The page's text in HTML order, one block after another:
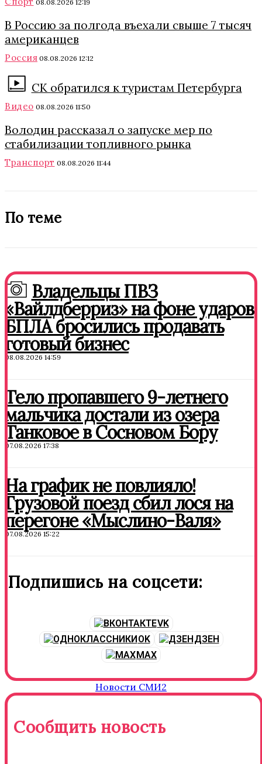
08.08.2026 12:19
В Россию за полгода въехали свыше 7 тысяч
американцев
Россия 08.08.2026 12:12
СК обратился к туристам Петербурга
Видео 08.08.2026 11:50
Володин рассказал о запуске мер по
стабилизации топливного рынка
Транспорт 08.08.2026 11:44
По теме
Владельцы ПВЗ
«Вайлдберриз» на фоне ударов
БПЛА бросились продавать
готовый бизнес
08.08.2026 14:59
Тело пропавшего 9-летнего
мальчика достали из озера
Танковое в Сосновом Бору
07.08.2026 17:38
На график не повлияло!
Грузовой поезд сбил лося на
перегоне «Мыслино-Валя»
07.08.2026 15:22
Подпишись на соцсети:
VK
OK
ДЗЕН
MAX
Новости СМИ2
Сообщить новость